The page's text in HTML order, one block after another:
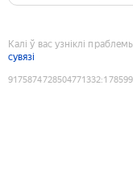
Калі ў вас узніклі
сувязі
9175874728504771332: